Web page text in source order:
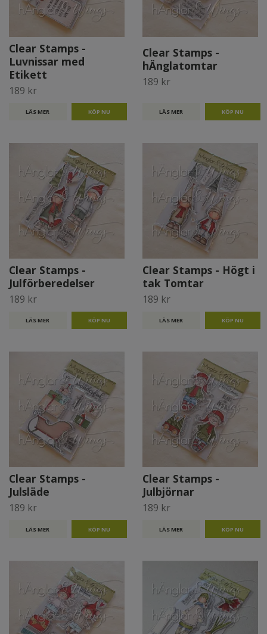
Clear Stamps -
Luvnissar med
Etikett
189 kr
LÄS MER
Clear Stamps -
hÄnglatomtar
189 kr
LÄS MER
Clear Stamps -
Julförberedelser
189 kr
LÄS MER
Clear Stamps - Högt i
tak Tomtar
189 kr
LÄS MER
Clear Stamps -
Julsläde
189 kr
LÄS MER
Clear Stamps -
Julbjörnar
189 kr
LÄS MER